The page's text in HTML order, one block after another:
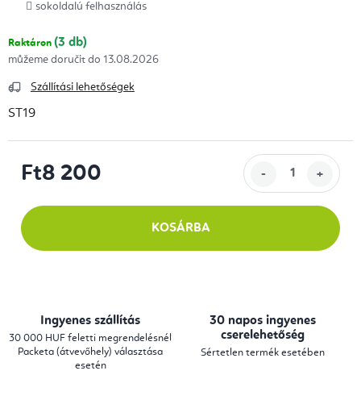
sokoldalú felhasználás
Raktáron (3 db)
13.08.2026
Szállítási lehetőségek
ST19
Ft8 200
KOSÁRBA
Ingyenes szállítás
30 000 HUF feletti megrendelésnél
Packeta (átvevőhely) választása
esetén
30 napos ingyenes
cserelehetőség
Sértetlen termék esetében